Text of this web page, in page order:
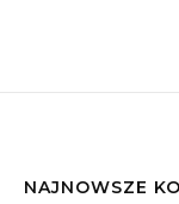
NAJNOWSZE